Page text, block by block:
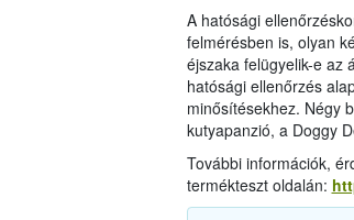
A hatósági
felmérésben is, olyan
éjszaka felügyelik-e az
hatósági ellenőrzés
minősítésekhez. Négy
kutyapanzió, a Doggy
További információk,
termékteszt oldalán: